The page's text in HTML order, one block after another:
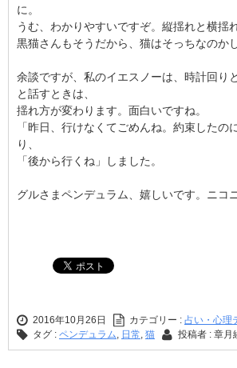
に。
うむ、わかりやすいですぞ。縦揺れと横揺れ
黒猫さんもそうだから、猫はそっちなのか
余談ですが、私のイエスノーは、時計回り
と話すときは、
揺れ方が変わります。面白いですね。
「昨日、行けなくてごめんね。約束したの
り、
「後から行くね」しました。
グルさまペンデュラム、嬉しいです。ニコニ
2016年10月26日 カテゴリー : 占い・心理
タグ : ペンデュラム, 日常, 猫 投稿者 : 章月